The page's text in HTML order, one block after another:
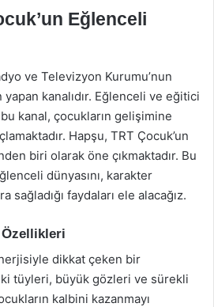
Eğlenceli
ve Televizyon Kurumu’nun
kanalıdır. Eğlenceli ve eğitici
kanal, çocukların gelişimine
Hapşu, TRT Çocuk’un
biri olarak öne çıkmaktadır. Bu
dünyasını, karakter
faydaları ele alacağız.
Özellikleri
dikkat çeken bir
tüyleri, büyük gözleri ve sürekli
kalbini kazanmayı